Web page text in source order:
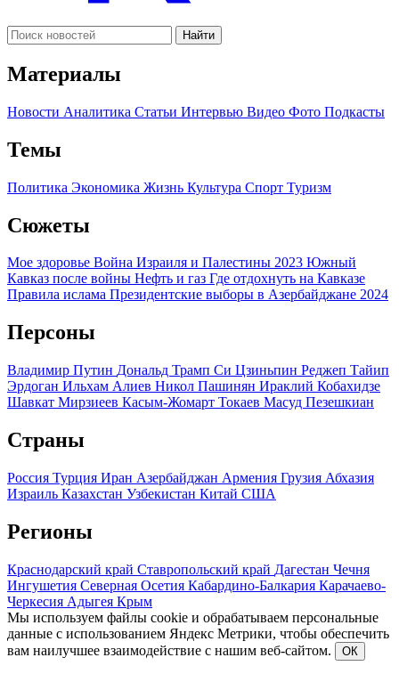
Найти
Материалы
Новости Аналитика Статьи Интервью Видео Фото Подкасты
Темы
Политика Экономика Жизнь Культура Спорт Туризм
Сюжеты
Мое здоровье Война Израиля и Палестины 2023 Южный
Кавказ после войны Нефть и газ Где отдохнуть на Кавказе
Правила ислама Президентские выборы в Азербайджане 2024
Персоны
Владимир Путин Дональд Трамп Си Цзиньпин Реджеп Тайип
Эрдоган Ильхам Алиев Никол Пашинян Ираклий Кобахидзе
Шавкат Мирзиеев Касым-Жомарт Токаев Масуд Пезешкиан
Страны
Россия Турция Иран Азербайджан Армения Грузия Абхазия
Израиль Казахстан Узбекистан Китай США
Регионы
Краснодарский край Ставропольский край Дагестан Чечня
Ингушетия Северная Осетия Кабардино-Балкария Карачаево-
Черкесия Адыгея Крым
Мы используем файлы cookie и обрабатываем персональные
данные с использованием Яндекс Метрики, чтобы обеспечить
вам наилучшее взаимодействие с нашим веб-сайтом.
ОК